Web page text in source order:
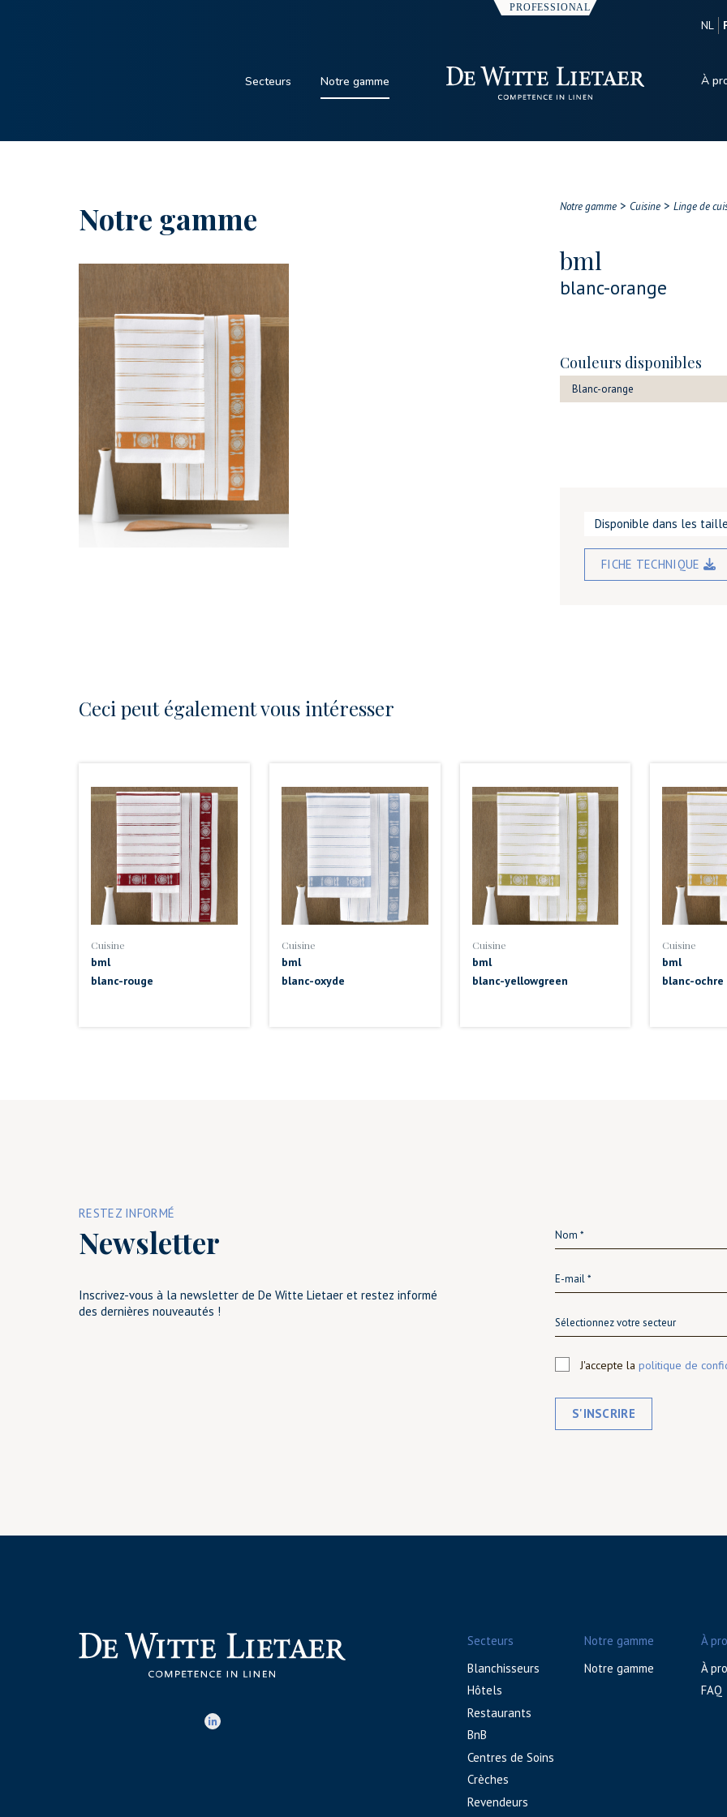
Secteurs Notre gamme
NL
À
Notre gamme Notre gamme> Cuisine> Linge de
bml
blanc-orange
Couleurs disponibles
Blanc-orange
Disponible dans les
FICHE TECHNIQUE
Ceci peut également vous intéresser
Cuisine
bml
blanc-rouge
Cuisine
bml
blanc-oxyde
Cuisine
bml
blanc-yellowgreen
Cuisine
bml
blanc-ochre
RESTEZ INFORMÉ
Newsletter
Inscrivez-vous à la newsletter de De Witte Lietaer et restez informé
des dernières nouveautés !
Sélectionnez votre secteur
J'accepte la politique de
S'INSCRIRE
Secteurs
Blanchisseurs
Hôtels
Restaurants
BnB
Centres de Soins
Crèches
Revendeurs
Notre gamme
Notre gamme
À
À
FAQ